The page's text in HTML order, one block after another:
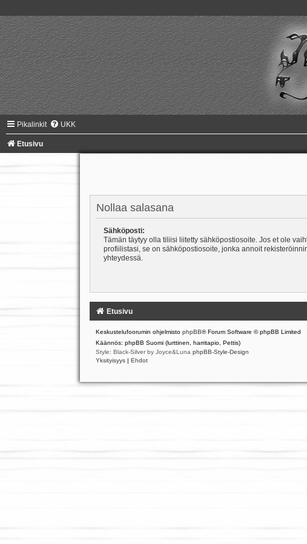
Pikalinkit UKK
Etusivu
Nollaa salasana
Sähköposti:
Tämän täytyy olla tiliisi liitetty sähköpostiosoite. Jos et ole
profiilistasi, se on sähköpostiosoite, jonka annoit
yhteydessä.
Etusivu
Keskustelufoorumin ohjelmisto phpBB® Forum Software © phpBB Limited
Käännös: phpBB Suomi (lurttinen, harritapio, Pettis)
Style: Black-Silver by Joyce&Luna phpBB-Style-Design
Yksityisyys | Ehdot